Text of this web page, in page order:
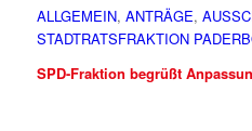
ALLGEMEIN, ANTRÄGE,
STADTRATSFRAKTION
SPD-Fraktion begrüßt